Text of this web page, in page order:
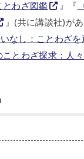
とわざ図鑑
』『
』(共に講談社)が
なし：ことわざ
ことわざ探求：人